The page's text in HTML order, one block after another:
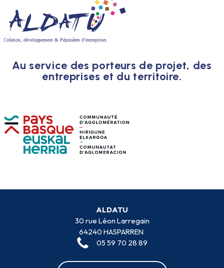
Au service des porteurs de projet, des
entreprises et du territoire.
ALDATU
30 rue Léon Larregain
64240 HASPARREN
05 59 70 28 89